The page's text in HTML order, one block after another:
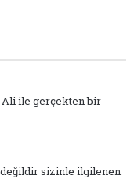
Ali ile gerçekten bir
sizinle ilgilenen